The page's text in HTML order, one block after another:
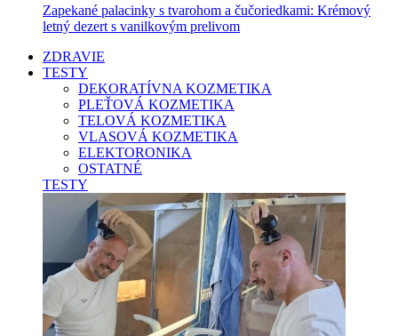
Zapekané palacinky s tvarohom a čučoriedkami: Krémový
letný dezert s vanilkovým prelivom
ZDRAVIE
TESTY
DEKORATÍVNA KOZMETIKA
PLEŤOVÁ KOZMETIKA
TELOVÁ KOZMETIKA
VLASOVÁ KOZMETIKA
ELEKTORONIKA
OSTATNÉ
TESTY